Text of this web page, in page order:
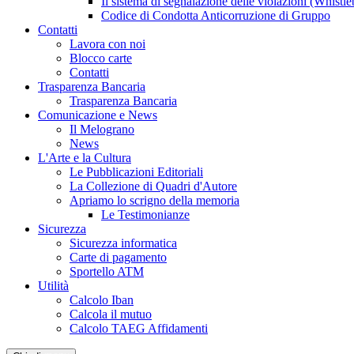
Codice di Condotta Anticorruzione di Gruppo
Contatti
Lavora con noi
Blocco carte
Contatti
Trasparenza Bancaria
Trasparenza Bancaria
Comunicazione e News
Il Melograno
News
L'Arte e la Cultura
Le Pubblicazioni Editoriali
La Collezione di Quadri d'Autore
Apriamo lo scrigno della memoria
Le Testimonianze
Sicurezza
Sicurezza informatica
Carte di pagamento
Sportello ATM
Utilità
Calcolo Iban
Calcola il mutuo
Calcolo TAEG Affidamenti